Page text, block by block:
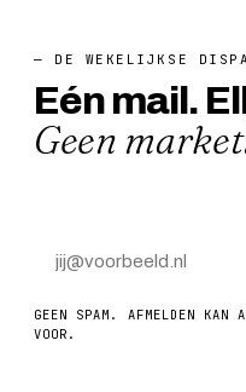
— DE WEKELIJKSE
Eén mail.
Geen
GEEN SPAM. AFMELDEN
VOOR.